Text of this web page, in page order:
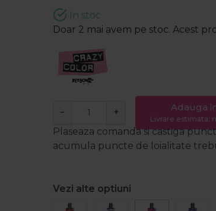
In stoc
Doar 2 mai avem pe stoc. Acest
− + Adauga
Livrare estimata:
Plaseaza comanda si castiga
acumula puncte de loialitate
Vezi alte optiuni